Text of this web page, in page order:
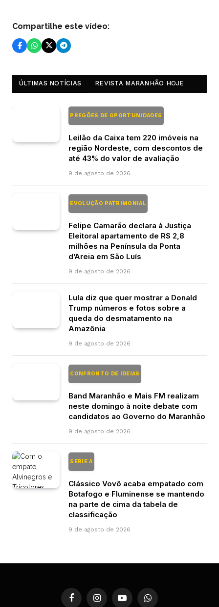
Compartilhe este vídeo:
ÚLTIMAS NOTÍCIAS REVISTA MARANHÃO HOJE
PREGÕES DE OPORTUNIDADES
Leilão da Caixa tem 220 imóveis na
região Nordeste, com descontos de
até 43% do valor de avaliação
9 de agosto de 2026
EVOLUÇÃO PATRIMONIAL
Felipe Camarão declara à Justiça
Eleitoral apartamento de R$ 2,8
milhões na Península da Ponta
d’Areia em São Luís
9 de agosto de 2026
Lula diz que quer mostrar a Donald
Trump números e fotos sobre a
queda do desmatamento na
Amazônia
9 de agosto de 2026
CONFRONTO DE IDEIAS
Band Maranhão e Mais FM realizam
neste domingo à noite debate com
candidatos ao Governo do Maranhão
9 de agosto de 2026
SERIE A
Clássico Vovô acaba empatado com
Botafogo e Fluminense se mantendo
na parte de cima da tabela de
classificação
9 de agosto de 2026
FacebookInstagramYouTubeWhatsApp